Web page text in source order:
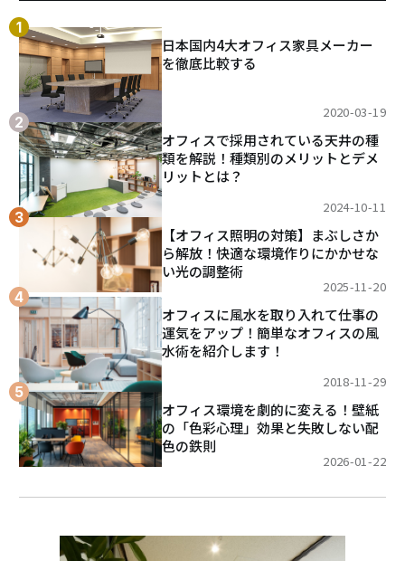
日本国内4大オフィス家具メーカー
を徹底比較する
2020-03-19
オフィスで採用されている天井の種
類を解説！種類別のメリットとデメ
リットとは？
2024-10-11
【オフィス照明の対策】まぶしさか
ら解放！快適な環境作りにかかせな
い光の調整術
2025-11-20
オフィスに風水を取り入れて仕事の
運気をアップ！簡単なオフィスの風
水術を紹介します！
2018-11-29
オフィス環境を劇的に変える！壁紙
の「色彩心理」効果と失敗しない配
色の鉄則
2026-01-22